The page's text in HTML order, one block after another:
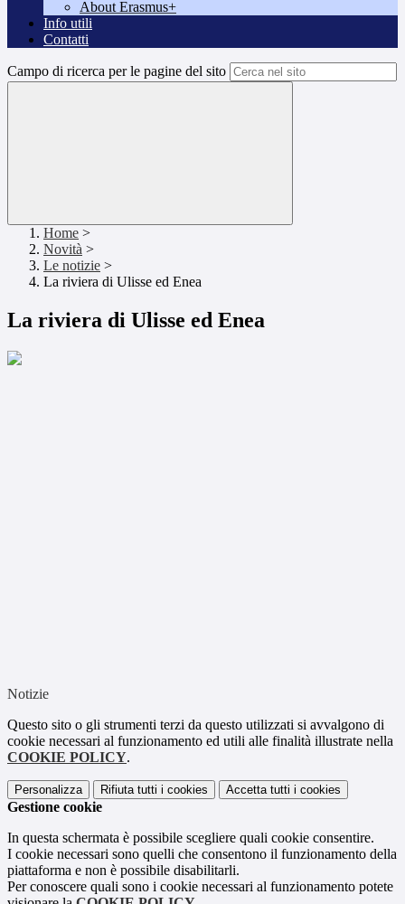
About Erasmus+
Info utili
Contatti
Campo di ricerca per le pagine del sito
Home >
Novità >
Le notizie >
La riviera di Ulisse ed Enea
La riviera di Ulisse ed Enea
Notizie
Questo sito o gli strumenti terzi da questo utilizzati si avvalgono di
cookie necessari al funzionamento ed utili alle finalità illustrate nella
COOKIE POLICY.
Personalizza Rifiuta tutti i cookies Accetta tutti i cookies
Gestione cookie
In questa schermata è possibile scegliere quali cookie consentire.
I cookie necessari sono quelli che consentono il funzionamento della
piattaforma e non è possibile disabilitarli.
Per conoscere quali sono i cookie necessari al funzionamento potete